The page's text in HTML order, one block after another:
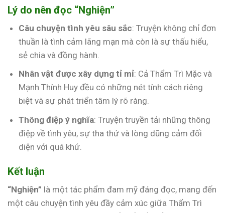
Lý do nên đọc “Nghiện”
Câu chuyện tình yêu sâu sắc: Truyện không chỉ đơn
thuần là tình cảm lãng mạn mà còn là sự thấu hiểu,
sẻ chia và đồng hành.
Nhân vật được xây dựng tỉ mỉ: Cả Thẩm Trì Mặc và
Mạnh Thính Huy đều có những nét tính cách riêng
biệt và sự phát triển tâm lý rõ ràng.
Thông điệp ý nghĩa: Truyện truyền tải những thông
điệp về tình yêu, sự tha thứ và lòng dũng cảm đối
diện với quá khứ.
Kết luận
“Nghiện” là một tác phẩm đam mỹ đáng đọc, mang đến
một câu chuyện tình yêu đầy cảm xúc giữa Thẩm Trì